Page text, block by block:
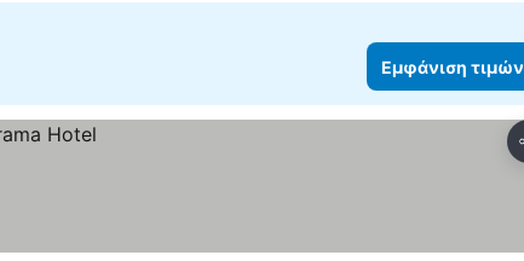
Εμφάνιση τιμών